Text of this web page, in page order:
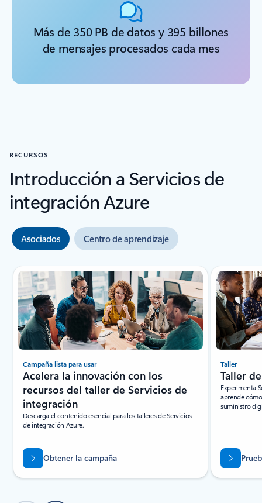
Más de 350 PB de datos y 395 billones
de mensajes procesados cada mes
RECURSOS
Introducción a Servicios de
integración Azure
Asociados Centro de aprendizaje
Mostrando diapositiva 1 de 2
Campaña lista para usar
Acelera la innovación con los
recursos del taller de Servicios de
integración
Descarga el contenido esencial para los talleres de Servicios
de integración Azure.
Obtener la campaña
Taller
Taller
Experimenta
aprende
suministro